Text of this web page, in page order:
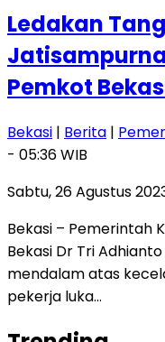
Ledakan
Pemkot
Bekasi | Berita |
- 05:36 WIB
Sabtu, 26 Agustus
Bekasi – Pemerintah
Bekasi Dr Tri
mendalam atas
pekerja luka…